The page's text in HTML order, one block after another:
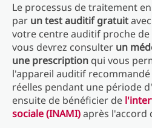
Le processus de traitement
par un test auditif gratuit
votre centre auditif proche de
vous devrez consulter un
une prescription qui vous
l'appareil auditif
réelles pendant une période
ensuite de bénéficier de
sociale (INAMI)après l'accord